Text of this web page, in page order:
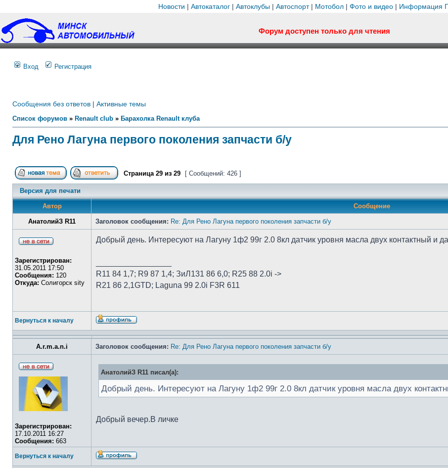
Новости | Автокаталог| Автоклубы| Автоспорт| Мотобол| Фото и видео| Информация
Форум доступен только для чтения
Вход Регистрация
Сообщения без ответов | Активные темы
Список форумов » Renault club » Барахолка Renault клуба
Для Рено Лагуна первого поколения запчасти б/у
Страница 29 из 29 [ Сообщений: 426 ]
Версия для печати
Автор Сообщение
АнатолийЗ R11 Заголовок сообщения: Re: Для Рено Лагуна первого поколения запчасти б/у
Зарегистрирован:
31.05.2011 17:50
Сообщения: 120
Откуда: Солигорск sity
Добрый день. Интересуют на Лагуну 1ф2 99г 2.0 8кл датчик уровня масла двух контактный и
R11 84 1,7; R9 87 1,4; ЗиЛ131 86 6,0; R25 88 2.0i ->
R21 86 2,1GTD; Laguna 99 2.0i F3R 611
Вернуться к началу
A.r.m.a.n.i Заголовок сообщения: Re: Для Рено Лагуна первого поколения запчасти б/у
Зарегистрирован:
17.10.2011 16:27
Сообщения: 663
АнатолийЗ R11 писал(а):
Добрый день. Интересуют на Лагуну 1ф2 99г 2.0 8кл датчик уровня масла двух
Добрый вечер.В личке
Вернуться к началу